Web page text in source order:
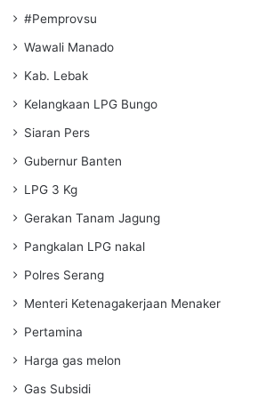
#Pemprovsu
Wawali Manado
Kab. Lebak
Kelangkaan LPG Bungo
Siaran Pers
Gubernur Banten
LPG 3 Kg
Gerakan Tanam Jagung
Pangkalan LPG nakal
Polres Serang
Menteri Ketenagakerjaan Menaker
Pertamina
Harga gas melon
Gas Subsidi